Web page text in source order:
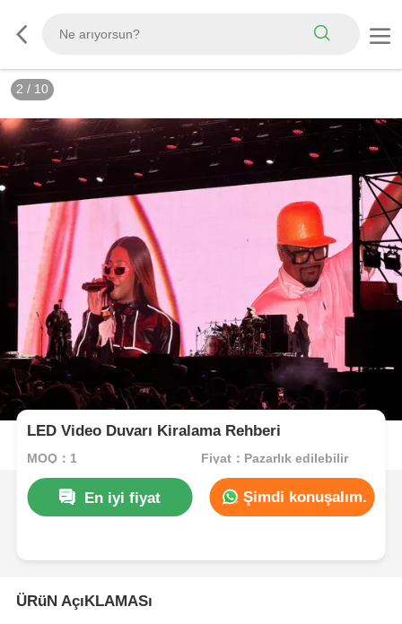
3 / 10
LED Video Duvarı Kiralama Rehberi
MOQ：1 Fiyat：Pazarlık edilebilir
En iyi fiyat Şimdi konuşalım.
ÜRüN AçıKLAMASı